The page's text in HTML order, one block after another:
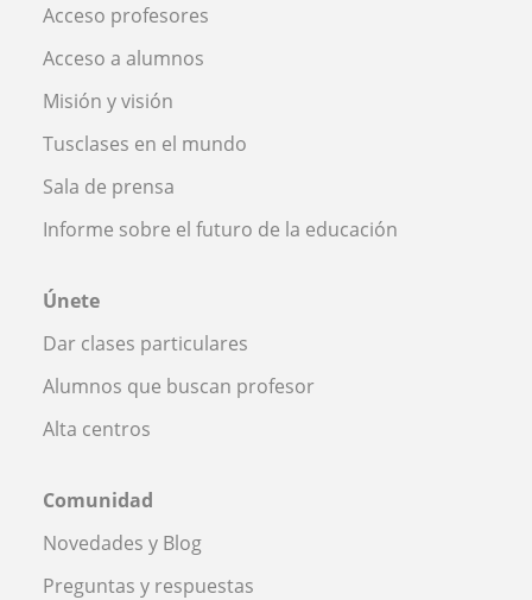
Acceso profesores
Acceso a alumnos
Misión y visión
Tusclases en el mundo
Sala de prensa
Informe sobre el futuro de la educación
Únete
Dar clases particulares
Alumnos que buscan profesor
Alta centros
Comunidad
Novedades y Blog
Preguntas y respuestas